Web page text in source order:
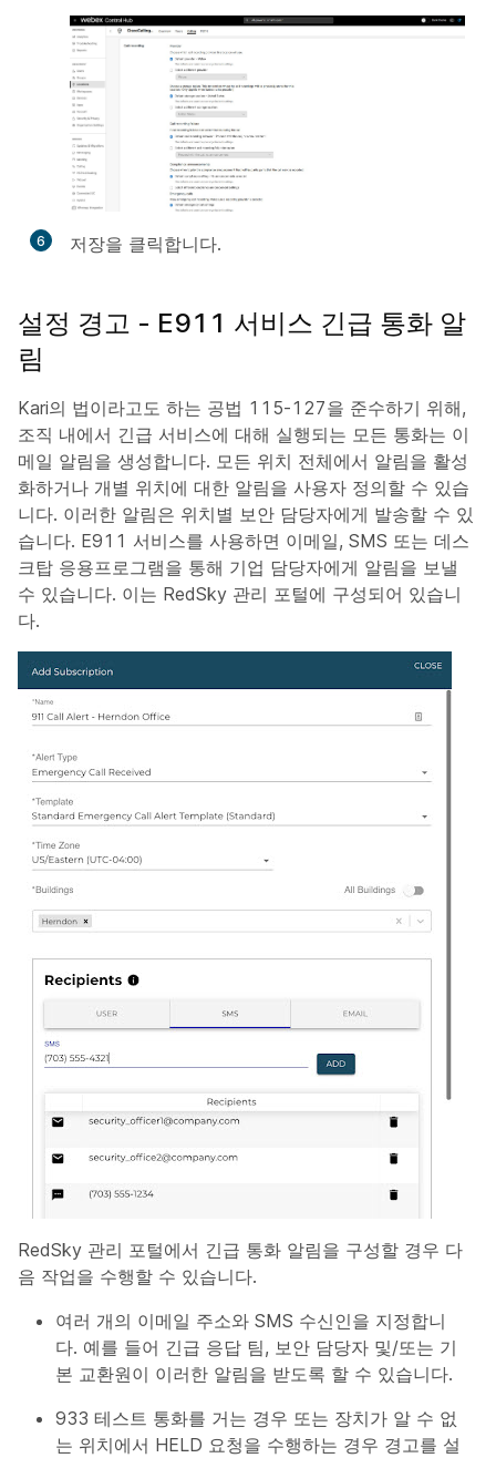
6 저장을 클릭합니다.
설정 경고 - E911 서비스 긴급 통화 알
림
Kari의 법이라고도 하는 공법 115-127을 준수하기 위해,
조직 내에서 긴급 서비스에 대해 실행되는 모든 통화는 이
메일 알림을 생성합니다. 모든 위치 전체에서 알림을 활성
화하거나 개별 위치에 대한 알림을 사용자 정의할 수 있습
니다. 이러한 알림은 위치별 보안 담당자에게 발송할 수 있
습니다. E911 서비스를 사용하면 이메일, SMS 또는 데스
크탑 응용프로그램을 통해 기업 담당자에게 알림을 보낼
수 있습니다. 이는 RedSky 관리 포털에 구성되어 있습니
다.
RedSky 관리 포털에서 긴급 통화 알림을 구성할 경우 다
음 작업을 수행할 수 있습니다.
여러 개의 이메일 주소와 SMS 수신인을 지정합니
다. 예를 들어 긴급 응답 팀, 보안 담당자 및/또는 기
본 교환원이 이러한 알림을 받도록 할 수 있습니다.
933 테스트 통화를 거는 경우 또는 장치가 알 수 없
는 위치에서 HELD 요청을 수행하는 경우 경고를 설